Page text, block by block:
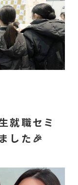
就職セミ
した🎉